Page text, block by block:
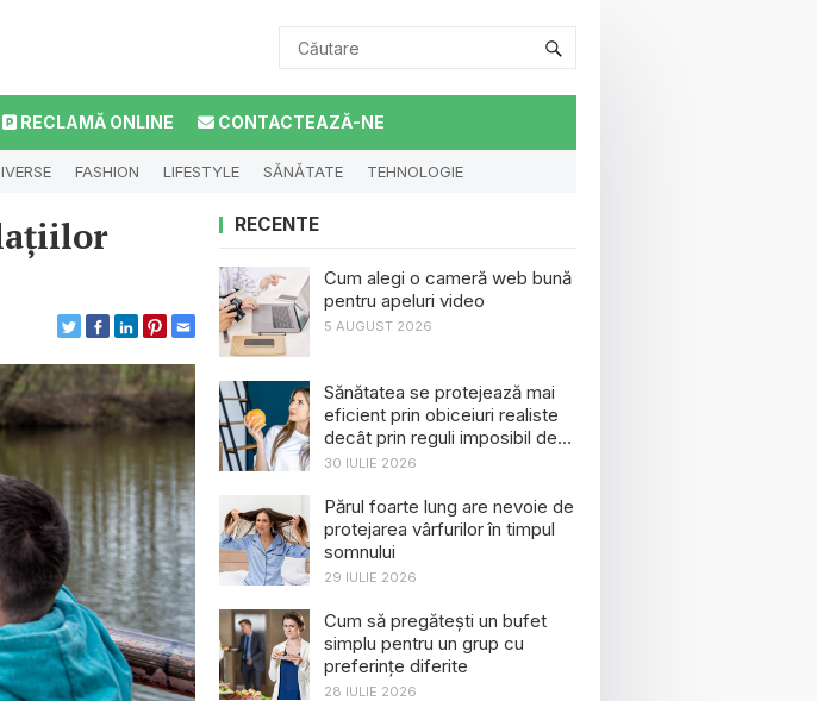
RECLAMĂ ONLINE CONTACTEAZĂ-NE
FASHION LIFESTYLE SĂNĂTATE TEHNOLOGIE
RECENTE
Cum alegi o cameră web bună
pentru apeluri video
5 AUGUST 2026
Sănătatea se protejează mai
eficient prin obiceiuri realiste
decât prin reguli imposibil de
menținut
30 IULIE 2026
Părul foarte lung are nevoie de
protejarea vârfurilor în timpul
somnului
29 IULIE 2026
Cum să pregătești un bufet
simplu pentru un grup cu
preferințe diferite
28 IULIE 2026